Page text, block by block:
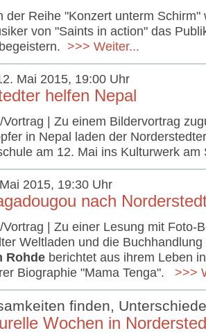
der Reihe "Konzert unterm Schirm"
von "Saints in action" das
>>> Weiter...
Mai 2015, 19:00 Uhr
helfen Nepal
Vortrag | Zu einem Bildervortrag
in Nepal laden der
am 12. Mai ins Kulturwerk
2015, 19:30 Uhr
nach
Vortrag | Zu einer Lesung mit Foto-
Weltladen und die
Rohde berichtet aus ihrem Leben
Biographie "Mama Tenga".
>>>
finden,
Wochen in